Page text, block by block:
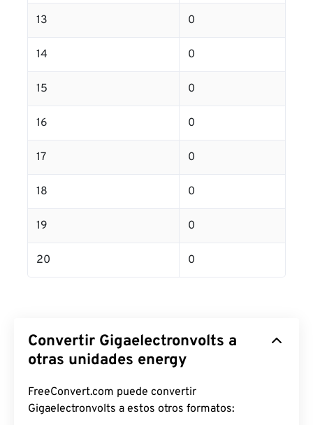
13 0
14 0
15 0
16 0
17 0
18 0
19 0
20 0
Convertir Gigaelectronvolts a
otras unidades energy
FreeConvert.com puede convertir
Gigaelectronvolts a estos otros formatos: